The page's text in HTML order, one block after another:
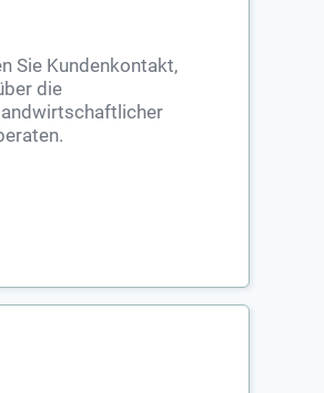
Sie Kundenkontakt,
die